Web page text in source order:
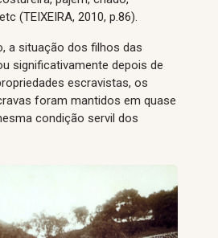
(TEIXEIRA, 2010, p.86).
a situação dos filhos das
significativamente depois de
escravistas, os
foram mantidos em quase
condição servil dos